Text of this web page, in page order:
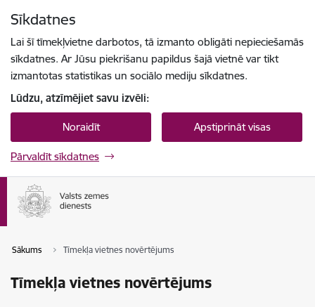
Sīkdatnes
Lai šī tīmekļvietne darbotos, tā izmanto obligāti nepieciešamās
sīkdatnes. Ar Jūsu piekrišanu papildus šajā vietnē var tikt
izmantotas statistikas un sociālo mediju sīkdatnes.
Lūdzu, atzīmējiet savu izvēli:
Noraidīt Apstiprināt visas
Pārvaldīt sīkdatnes
Sākums Tīmekļa vietnes novērtējums
Tīmekļa vietnes novērtējums